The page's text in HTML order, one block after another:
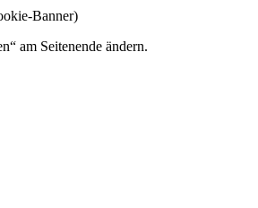
Banner)
am Seitenende ändern.